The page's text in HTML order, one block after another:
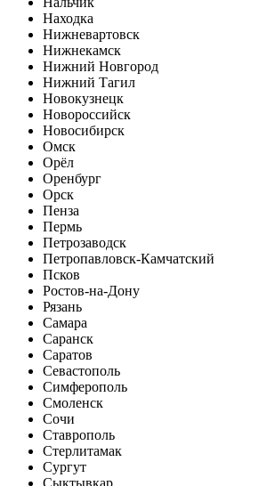
Находка
Нижневартовск
Нижнекамск
Нижний Новгород
Нижний Тагил
Новокузнецк
Новороссийск
Новосибирск
Омск
Орёл
Оренбург
Орск
Пенза
Пермь
Петрозаводск
Петропавловск-Камчатский
Псков
Ростов-на-Дону
Рязань
Самара
Саранск
Саратов
Севастополь
Симферополь
Смоленск
Сочи
Ставрополь
Стерлитамак
Сургут
Сыктывкар